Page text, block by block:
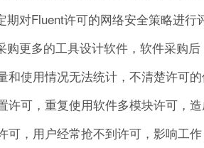
期对Fluent许可的网络安全策略进行
购更多的工具设计软件，软件采购后
和使用情况无法统计，不清楚许
许可，重复使用软件多模块许可，
可，用户经常抢不到许可，影响工